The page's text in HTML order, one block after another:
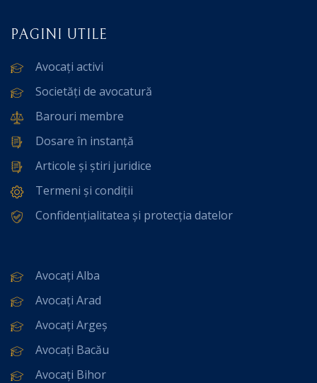
PAGINI UTILE
Avocați activi
Societăți de avocatură
Barouri membre
Dosare în instanță
Articole și știri juridice
Termeni și condiții
Confidențialitatea și protecția datelor
Avocați Alba
Avocați Arad
Avocați Argeș
Avocați Bacău
Avocați Bihor